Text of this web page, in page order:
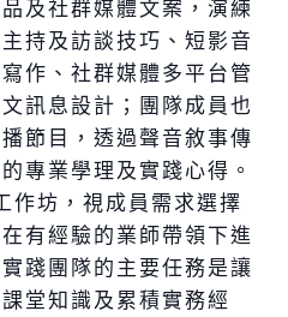
及社群媒體文案，演練
持及訪談技巧、短影音
作、社群媒體多平台管
訊息設計；團隊成員也
節目，透過聲音敘事傳
專業學理及實踐心得。
作坊，視成員需求選擇
有經驗的業師帶領下進
踐團隊的主要任務是讓
堂知識及累積實務經